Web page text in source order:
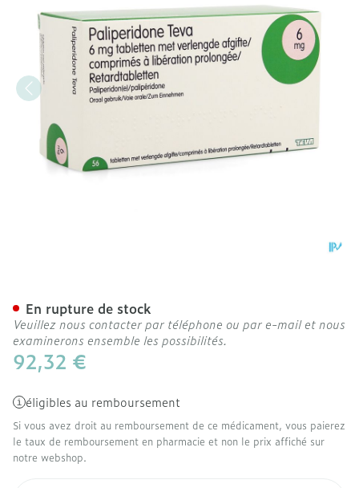
92,32 €
éligibles au remboursement
Si vous avez droit au remboursement de ce médicament, vous paierez
le taux de remboursement en pharmacie et non le prix affiché sur
notre webshop.
En rupture de stock
Veuillez nous contacter par téléphone ou par e-mail et nous
examinerons ensemble les possibilités.